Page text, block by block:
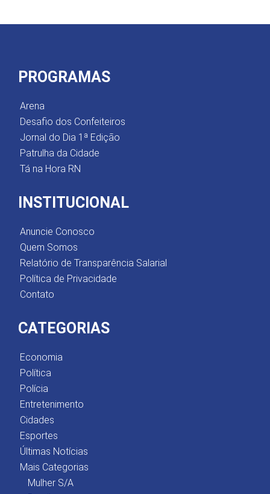
PROGRAMAS
Arena
Desafio dos Confeiteiros
Jornal do Dia 1ª Edição
Patrulha da Cidade
Tá na Hora RN
INSTITUCIONAL
Anuncie Conosco
Quem Somos
Relatório de Transparência Salarial
Política de Privacidade
Contato
CATEGORIAS
Economia
Política
Polícia
Entretenimento
Cidades
Esportes
Últimas Notícias
Mais Categorias
Mulher S/A